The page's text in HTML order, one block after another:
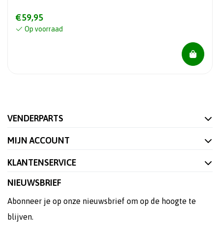
€59,95
Op voorraad
VENDERPARTS
MIJN ACCOUNT
KLANTENSERVICE
NIEUWSBRIEF
Abonneer je op onze nieuwsbrief om op de hoogte te
blijven.